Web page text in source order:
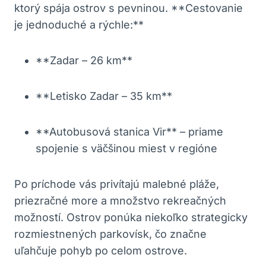
ktorý spája ostrov s pevninou. **Cestovanie
je jednoduché a rýchle:**
**Zadar – 26 km**
**Letisko Zadar – 35 km**
**Autobusová stanica Vir** – priame
spojenie s väčšinou miest v regióne
Po príchode vás privítajú malebné pláže,
priezračné more a množstvo rekreačných
možností. Ostrov ponúka niekoľko strategicky
rozmiestnených parkovísk, čo značne
uľahčuje pohyb po celom ostrove.